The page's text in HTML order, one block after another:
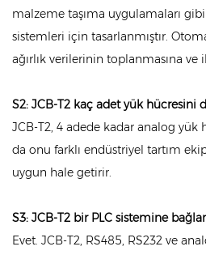
malzeme taşıma uygulamaları
sistemleri için tasarlanmıştır.
ağırlık verilerinin toplanmasına ve
S2: JCB-T2 kaç adet yük hücresini
JCB-T2, 4 adede kadar analog yük
da onu farklı endüstriyel tartım
uygun hale getirir.
S3: JCB-T2 bir PLC sistemine
Evet. JCB-T2, RS485, RS232 ve